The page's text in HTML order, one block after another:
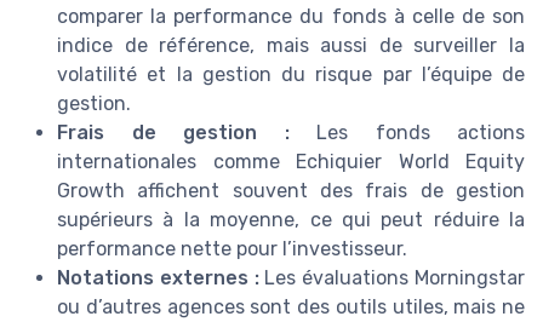
comparer la performance du fonds à celle de son
indice de référence, mais aussi de surveiller la
volatilité et la gestion du risque par l’équipe de
gestion.
Frais de gestion :Les fonds actions
internationales comme Echiquier World Equity
Growth affichent souvent des frais de gestion
supérieurs à la moyenne, ce qui peut réduire la
performance nette pour l’investisseur.
Notations externes :Les évaluations Morningstar
ou d’autres agences sont des outils utiles, mais ne